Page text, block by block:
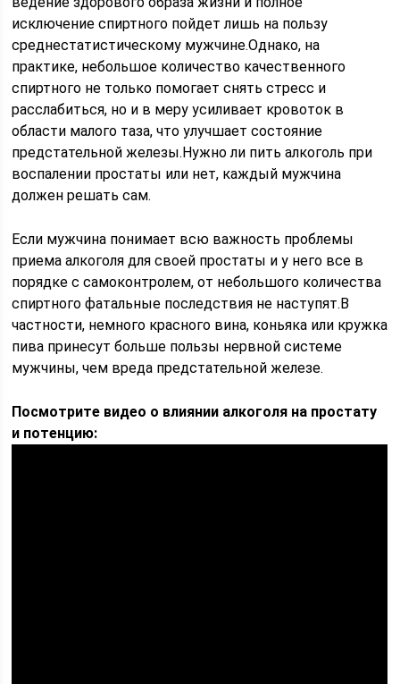
исключение спиртного пойдет лишь на пользу
среднестатистическому мужчине.Однако, на
практике, небольшое количество качественного
спиртного не только помогает снять стресс и
расслабиться, но и в меру усиливает кровоток в
области малого таза, что улучшает состояние
предстательной железы.Нужно ли пить алкоголь при
воспалении простаты или нет, каждый мужчина
должен решать сам.
Если мужчина понимает всю важность проблемы
приема алкоголя для своей простаты и у него все в
порядке с самоконтролем, от небольшого количества
спиртного фатальные последствия не наступят.В
частности, немного красного вина, коньяка или кружка
пива принесут больше пользы нервной системе
мужчины, чем вреда предстательной железе.
Посмотрите видео о влиянии алкоголя на простату
и потенцию: